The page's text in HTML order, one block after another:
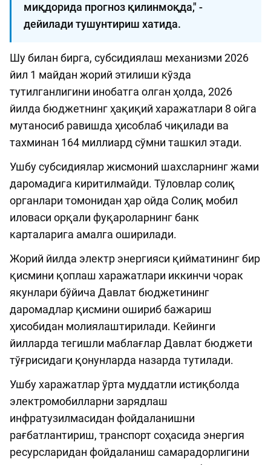
миқдорида прогноз қилинмоқда," -
дейилади тушунтириш хатида.
Шу билан бирга, субсидиялаш механизми 2026
йил 1 майдан жорий этилиши кўзда
тутилганлигини инобатга олган ҳолда, 2026
йилда бюджетнинг ҳақиқий харажатлари 8 ойга
мутаносиб равишда ҳисоблаб чиқилади ва
тахминан 164 миллиард сўмни ташкил этади.
Ушбу субсидиялар жисмоний шахсларнинг жами
даромадига киритилмайди. Тўловлар солиқ
органлари томонидан ҳар ойда Солиқ мобил
иловаси орқали фуқароларнинг банк
карталарига амалга оширилади.
Жорий йилда электр энергияси қийматининг бир
қисмини қоплаш харажатлари иккинчи чорак
якунлари бўйича Давлат бюджетининг
даромадлар қисмини ошириб бажариш
ҳисобидан молиялаштирилади. Кейинги
йилларда тегишли маблағлар Давлат бюджети
тўғрисидаги қонунларда назарда тутилади.
Ушбу харажатлар ўрта муддатли истиқболда
электромобилларни зарядлаш
инфратузилмасидан фойдаланишни
рағбатлантириш, транспорт соҳасида энергия
ресурсларидан фойдаланиш самарадорлигини